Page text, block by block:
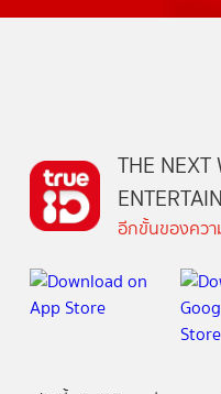
THE NEXT
อีกขั้นของควา